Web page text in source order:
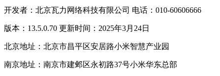
开发者：北京瓦力网络科技有限公司 电话：010-60606666
版本：13.5.0.70 更新时间：2025年3月24日
北京地址：北京市昌平区安居路小米智慧产业园
南京地址：南京市建邺区永初路37号小米华东总部